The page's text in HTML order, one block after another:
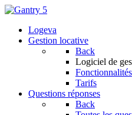
Logeva
Gestion locative
Back
Logiciel de
Fonctionnalités
Tarifs
Questions réponses
Back